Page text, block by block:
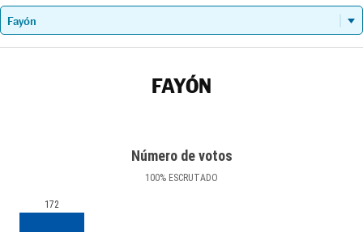
FAYÓN
Número de votos
100% ESCRUTADO
172